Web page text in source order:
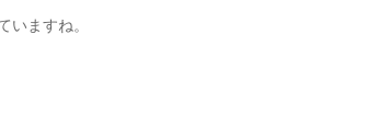
いますね。